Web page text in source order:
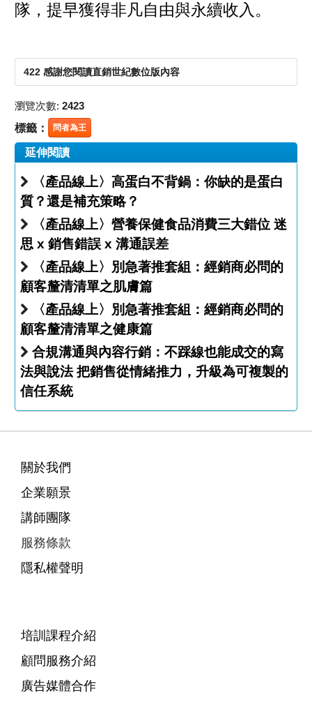
隊，提早獲得非凡自由與永續收入。
422 感謝您閱讀直銷世紀數位版內容
瀏覽次數: 2423
標籤： 問者為王
延伸閱讀
〈產品線上〉高蛋白不背鍋：你缺的是蛋白
質？還是補充策略？
〈產品線上〉營養保健食品消費三大錯位 迷
思 x 銷售錯誤 x 溝通誤差
〈產品線上〉別急著推套組：經銷商必問的
顧客釐清清單之肌膚篇
〈產品線上〉別急著推套組：經銷商必問的
顧客釐清清單之健康篇
合規溝通與內容行銷：不踩線也能成交的寫
法與說法 把銷售從情緒推力，升級為可複製的
信任系統
關於我們
企業願景
講師團隊
服務條款
隱私權聲明
培訓課程介紹
顧問服務介紹
廣告媒體合作